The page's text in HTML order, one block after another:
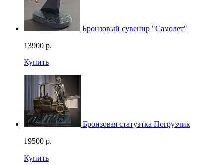
Бронзовый сувенир "Самолет"
13900 р.
Купить
Бронзовая статуэтка Погрузчик
19500 р.
Купить